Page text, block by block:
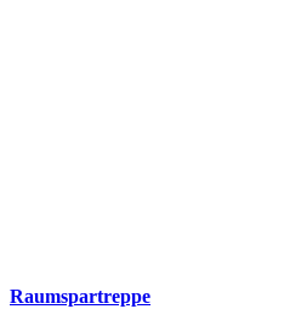
Raumspartreppe